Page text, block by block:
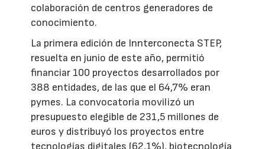
colaboración de centros generadores de
conocimiento.
La primera edición de Innterconecta STEP,
resuelta en junio de este año, permitió
financiar 100 proyectos desarrollados por
388 entidades, de las que el 64,7% eran
pymes. La convocatoria movilizó un
presupuesto elegible de 231,5 millones de
euros y distribuyó los proyectos entre
tecnologías digitales (62,1%), biotecnología